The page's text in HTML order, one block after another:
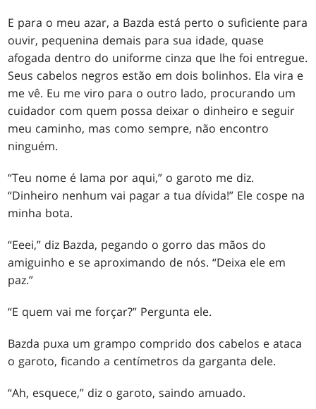
E para o meu azar, a Bazda está perto o suficiente para
ouvir, pequenina demais para sua idade, quase
afogada dentro do uniforme cinza que lhe foi entregue.
Seus cabelos negros estão em dois bolinhos. Ela vira e
me vê. Eu me viro para o outro lado, procurando um
cuidador com quem possa deixar o dinheiro e seguir
meu caminho, mas como sempre, não encontro
ninguém.
“Teu nome é lama por aqui,” o garoto me diz.
“Dinheiro nenhum vai pagar a tua dívida!” Ele cospe na
minha bota.
“Eeei,” diz Bazda, pegando o gorro das mãos do
amiguinho e se aproximando de nós. “Deixa ele em
paz.”
“E quem vai me forçar?” Pergunta ele.
Bazda puxa um grampo comprido dos cabelos e ataca
o garoto, ficando a centímetros da garganta dele.
“Ah, esquece,” diz o garoto, saindo amuado.